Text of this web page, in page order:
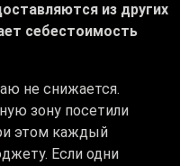
из других
себестоимость
не снижается.
зону посетили
этом каждый
Если одни